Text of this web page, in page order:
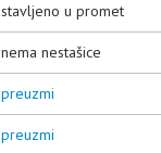
stavljeno u promet
nema nestašice
preuzmi
preuzmi